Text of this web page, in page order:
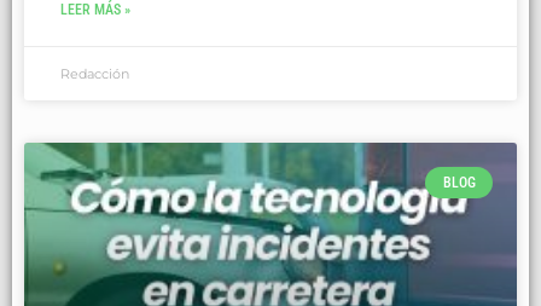
LEER MÁS »
Redacción
BLOG